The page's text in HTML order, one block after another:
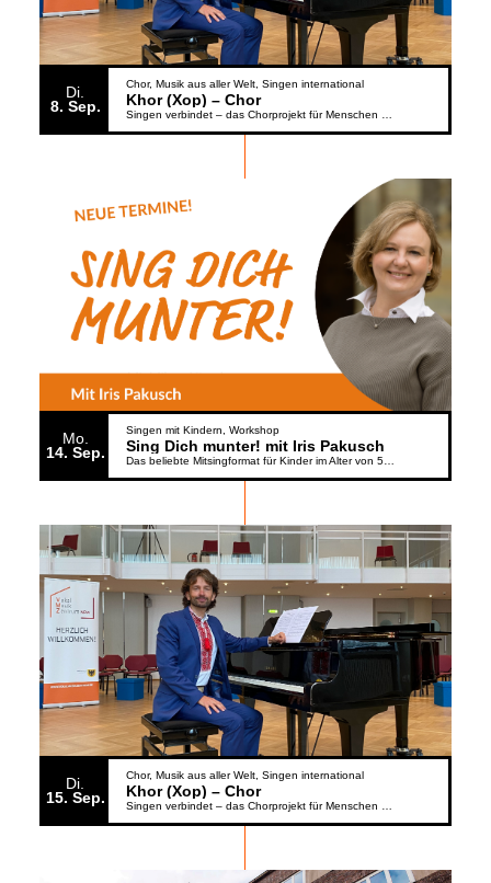
Di.
8 Sep.
Chor Musik aus aller Welt Singen international
Khor (Xop) – Chor
Singen verbindet – das Chorprojekt für Menschen aus der Ukraine
Mo.
14 Sep.
Singen mit Kindern Workshop
Sing Dich munter! mit Iris Pakusch
Das beliebte Mitsingformat für Kinder im Alter von 5 bis 6 Jahren geht weiter
Di.
15 Sep.
Chor Musik aus aller Welt Singen international
Khor (Xop) – Chor
Singen verbindet – das Chorprojekt für Menschen aus der Ukraine